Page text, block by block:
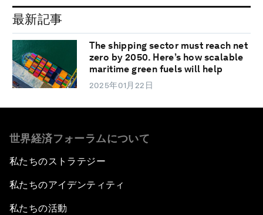
最新記事
The shipping sector must reach net
zero by 2050. Here’s how scalable
maritime green fuels will help
2025年01月22日
世界経済フォーラムについて
私たちのストラテジー
私たちのアイデンティティ
私たちの活動